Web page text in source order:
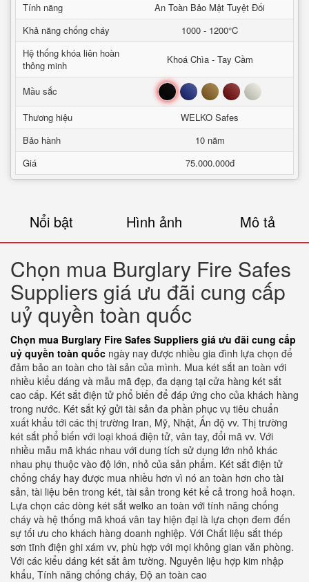
Tính năng
An Toàn Bảo Mật Tuyệt Đối
Khả năng chống cháy
1000 - 1200°C
Hệ thống khóa liên hoàn
thông minh
Khoá Chìa - Tay Cầm
Mầu sắc Đen Xanh Nâu Đỏ Trắng
Thương hiệu
WELKO Safes
Bảo hành
10 năm
Giá
75.000.000đ
Nổi bật Hình ảnh Mô tả
Chọn mua Burglary Fire Safes
Suppliers giá ưu đãi cung cấp
uỷ quyền toàn quốc
Chọn mua Burglary Fire Safes Suppliers giá ưu đãi cung cấp
uỷ quyền toàn quốc ngày nay được nhiều gia đình lựa chọn để
đảm bảo an toàn cho tài sản của mình. Mua két sắt an toàn với
nhiều kiểu dáng và mẫu mã đẹp, đa dạng tại cửa hàng két sắt
cao cấp. Két sắt điện tử phổ biến để đáp ứng cho của khách hàng
trong nước. Két sắt ký gửi tài sản đa phần phục vụ tiêu chuẩn
xuất khẩu tới các thị trường Iran, Mỹ, Nhật, Ấn độ vv. Thị trường
két sắt phổ biến với loại khoá điện tử, vân tay, đổi mã vv. Với
nhiều mẫu mã khác nhau với dung tích sử dụng lớn nhỏ khác
nhau phụ thuộc vào độ lớn, nhỏ của sản phẩm. Két sắt điện tử
chống cháy hay được mua nhiều hơn vì nó an toàn hơn cho tài
sản, tài liệu bên trong két, tài sản trong két kể cả trong hoả hoạn.
Lựa chọn các dòng két sắt welko an toàn với tính năng chống
cháy và hệ thống mã khoá vân tay hiện đại là lựa chọn đem đến
sự tối ưu cho khách hàng doanh nghiệp. Với Chất liệu sắt thép
sơn tĩnh điện ghi xám vv, phù hợp với mọi không gian văn phòng.
Với các kiểu dáng két sắt âm tường. Nguyên liệu hợp kim nhập
khẩu, Tính năng chống cháy, Độ an toàn cao